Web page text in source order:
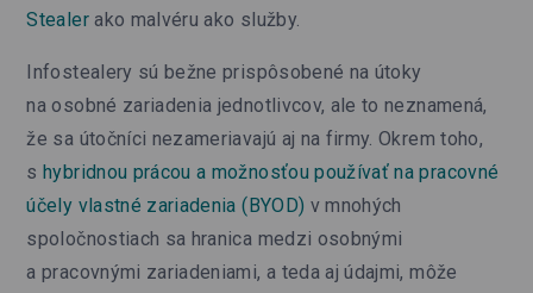
Stealerako malvéru ako služby.
Infostealery sú bežne prispôsobené na útoky
na osobné zariadenia jednotlivcov, ale to neznamená,
že sa útočníci nezameriavajú aj na firmy. Okrem toho,
s hybridnou prácou a možnosťou používať na pracovné
účely vlastné zariadenia (BYOD) v mnohých
spoločnostiach sa hranica medzi osobnými
a pracovnými zariadeniami, a teda aj údajmi, môže